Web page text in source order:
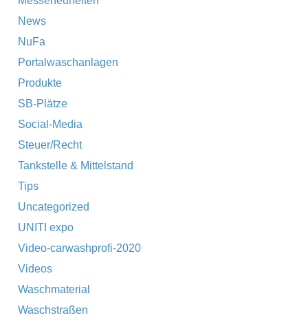
News
NuFa
Portalwaschanlagen
Produkte
SB-Plätze
Social-Media
Steuer/Recht
Tankstelle & Mittelstand
Tips
Uncategorized
UNITI expo
Video-carwashprofi-2020
Videos
Waschmaterial
Waschstraßen